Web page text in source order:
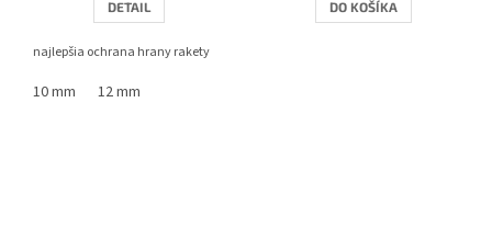
DETAIL
najlepšia ochrana hrany rakety
10 mm 12 mm
DO KOŠÍKA